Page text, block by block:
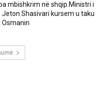
mbishkrim në shqip.Ministri i
Jeton Shasivari kursem u taku
Osmanin